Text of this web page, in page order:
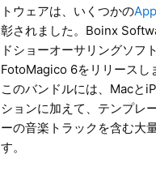
トウェアは、いくつかの
彰されました。Boinx
ドショーオーサリングソフ
FotoMagico 6をリリースし
このバンドルには、Macと
ションに加えて、テンプレ
ーの音楽トラックを含む大
す。